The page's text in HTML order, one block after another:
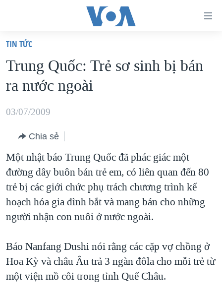
truy
cập
Tới
dung
chính
điều
hướng
chính
Đi
tới
VIỆT NAM
HOA KỲ
BIỂN ĐÔNG
BLOG
DIỄN ĐÀN
MỤC
TỰ DO BÁO CHÍ
VẠCH TRẦN TIN GIẢ
ĐỜI SỐNG
KINH TẾ
CHUYÊN ĐỀ
CHIẾN TRANH THƯƠNG MẠI CỦA MỸ: QUÁ KHỨ VÀ HIỆN
HÀNH TRÌNH BẦU CỬ 2024
MỘT NĂM CHIẾN TRANH TẠI DẢI GAZA
GIẢI MÃ VÀNH ĐAI & CON ĐƯỜNG
HỌC TIẾNG ANH
NGHE
MẠNG XÃ HỘI
TIN TỨC
Trung Quốc: Trẻ sơ sinh bị bán
ra nước ngoài
03/07/2009
Chia sẻ
Một nhật báo Trung Quốc đã phác giác một
đường dây buôn bán trẻ em, có liên quan đến 80
trẻ bị các giới chức phụ trách chương trình kế
hoạch hóa gia đình bắt và mang bán cho những
người nhận con nuôi ở nước ngoài.
Báo Nanfang Dushi nói rằng các cặp vợ chồng ở
Hoa Kỳ và châu Âu trả 3 ngàn đôla cho mỗi trẻ từ
một viện mồ côi trong tỉnh Quế Châu.